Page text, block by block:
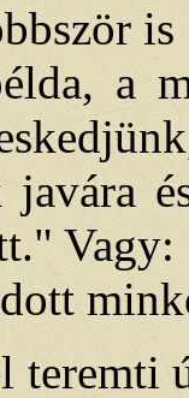
is
a
javára
teremti